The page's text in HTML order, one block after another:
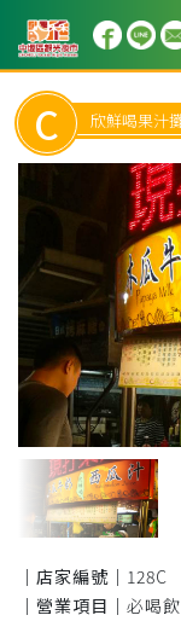
C 欣鮮喝果汁
｜店家編號｜ 128C
｜營業項目｜ 必喝